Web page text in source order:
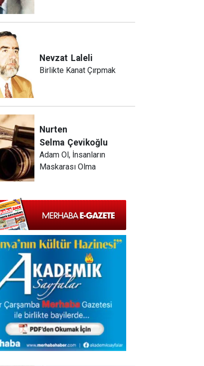
Nevzat Laleli
Birlikte Kanat Çırpmak
Nurten
Selma Çevikoğlu
Adam Ol, İnsanların
Maskarası Olma